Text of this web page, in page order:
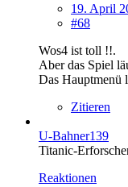
19. April
#68
Wos4 ist toll !!.
Aber das Spiel
Das Hauptmenü
Zitieren
U-Bahner139
Titanic-
Reaktionen